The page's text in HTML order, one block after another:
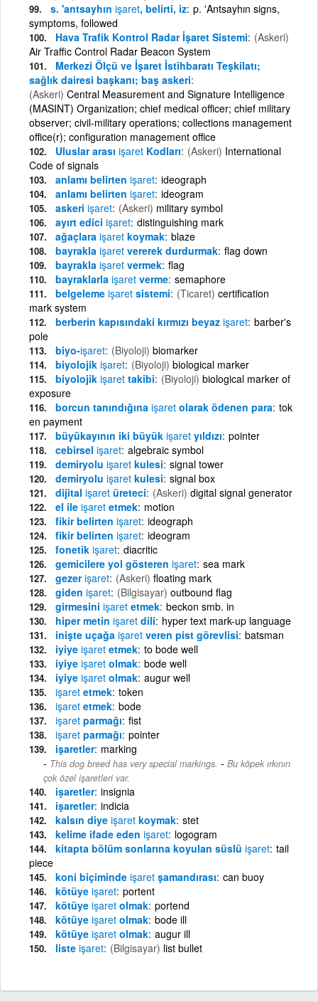
s. 'antsayhın işaret, belirti, iz p. 'Antsayhın signs,
symptoms, followed
Hava Trafik Kontrol Radar İşaret Sistemi (Askeri)
Air Traffic Control Radar Beacon System
Merkezi Ölçü ve İşaret İstihbaratı Teşkilatı;
sağlık dairesi başkanı; baş askeri
(Askeri) Central Measurement and Signature Intelligence
(MASINT) Organization; chief medical officer; chief military
observer; civil-military operations; collections management
office(r); configuration management office
Uluslar arası işaret Kodları (Askeri) International
Code of signals
anlamı belirten işaret ideograph
anlamı belirten işaret ideogram
askeri işaret (Askeri) military symbol
ayırt edici işaret distinguishing mark
ağaçlara işaret koymak blaze
bayrakla işaret vererek durdurmak flag down
bayrakla işaret vermek flag
bayraklarla işaret verme semaphore
belgeleme işaret sistemi (Ticaret) certification
mark system
berberin kapısındaki kırmızı beyaz işaret barber's
pole
biyo-işaret (Biyoloji) biomarker
biyolojik işaret (Biyoloji) biological marker
biyolojik işaret takibi (Biyoloji) biological marker of
exposure
borcun tanındığına işaret olarak ödenen para tok
en payment
büyükayının iki büyük işaret yıldızı pointer
cebirsel işaret algebraic symbol
demiryolu işaret kulesi signal tower
demiryolu işaret kulesi signal box
dijital işaret üreteci (Askeri) digital signal generator
el ile işaret etmek motion
fikir belirten işaret ideograph
fikir belirten işaret ideogram
fonetik işaret diacritic
gemicilere yol gösteren işaret sea mark
gezerişaret (Askeri) floating mark
giden işaret (Bilgisayar) outbound flag
girmesini işaret etmek beckon smb. in
hiper metin işaret dili hyper text mark-up language
inişte uçağa işaret veren pist görevlisi batsman
iyiye işaret etmek to bode well
iyiye işaret olmak bode well
iyiye işaret olmak augur well
işaret etmek token
işaret etmek bode
işaret parmağı fist
işaret parmağı pointer
işaretler marking
This dog breed has very special markings. - Bu köpek ırkının
çok özel işaretleri var.
işaretler insignia
işaretler indicia
kalsın diye işaret koymak stet
kelime ifade eden işaret logogram
kitapta bölüm sonlarına koyulan süslü işaret tail
piece
koni biçiminde işaret şamandırası can buoy
kötüye işaret portent
kötüye işaret olmak portend
kötüye işaret olmak bode ill
kötüye işaret olmak augur ill
liste işaret (Bilgisayar) list bullet